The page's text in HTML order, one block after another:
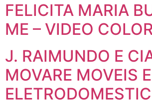
FELICITA MARIA
ME – VIDEO
J. RAIMUNDO E
MOVARE MOVEIS E